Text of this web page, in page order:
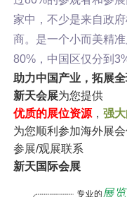
家中，不少是来自政
商。是一个小而美精
80%，中国区仅分到
助力中国产业，拓展
新天会展为您提供
优质的展位资源， 强
为您顺利参加海外展会
参展/观展联系
新天国际会展